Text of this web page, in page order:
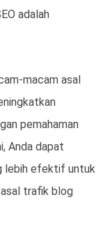
adalah
macam asal
pemahaman
Anda dapat
lebih efektif untuk
trafik blog